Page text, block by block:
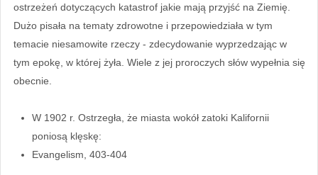
ostrzeżeń dotyczących katastrof jakie mają przyjść na Ziemię.
Dużo pisała na tematy zdrowotne i przepowiedziała w tym
temacie niesamowite rzeczy - zdecydowanie wyprzedzając w
tym epokę, w której żyła. Wiele z jej proroczych słów wypełnia się
obecnie.
W 1902 r. Ostrzegła, że miasta wokół zatoki Kalifornii
poniosą klęskę:
Evangelism, 403-404